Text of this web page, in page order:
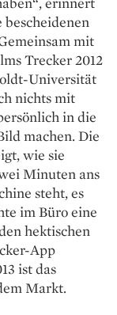
mit
Trecker 2012
Universität
nichts mit
in die
machen. Die
wie sie
Minuten ans
steht, es
im Büro eine
hektischen
App
ist das
Markt.